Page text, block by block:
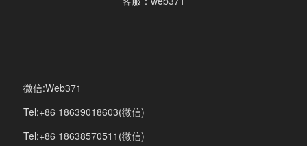
微信:Web371
Tel:+86 18639018603(微信)
Tel:+86 18638570511(微信)